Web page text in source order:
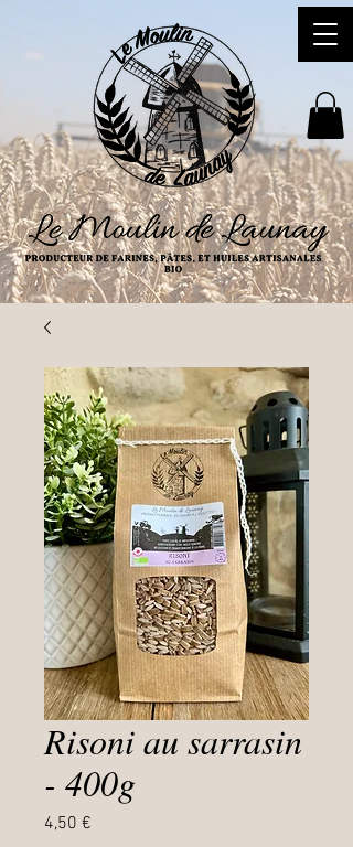
Risoni au sarrasin
- 400g
4,50 €